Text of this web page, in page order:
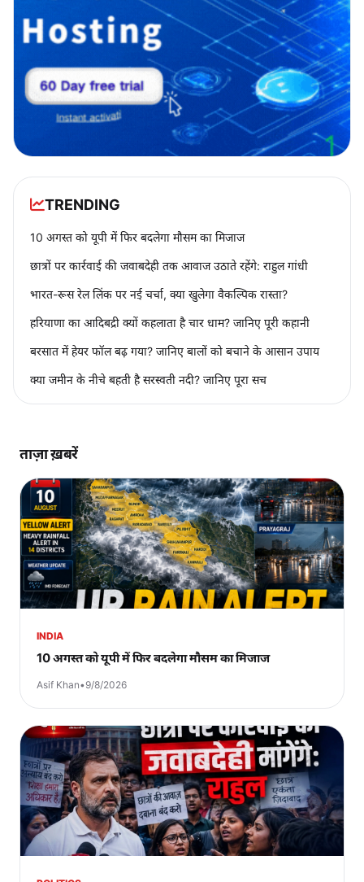
TRENDING
10 अगस्त को यूपी में फिर बदलेगा मौसम का मिजाज
छात्रों पर कार्रवाई की जवाबदेही तक आवाज उठाते रहेंगे: राहुल गांधी
भारत-रूस रेल लिंक पर नई चर्चा, क्या खुलेगा वैकल्पिक रास्ता?
हरियाणा का आदिबद्री क्यों कहलाता है चार धाम? जानिए पूरी कहानी
बरसात में हेयर फॉल बढ़ गया? जानिए बालों को बचाने के आसान उपाय
क्या जमीन के नीचे बहती है सरस्वती नदी? जानिए पूरा सच
ताज़ा ख़बरें
INDIA
10 अगस्त को यूपी में फिर बदलेगा मौसम का मिजाज
Asif Khan•9/8/2026